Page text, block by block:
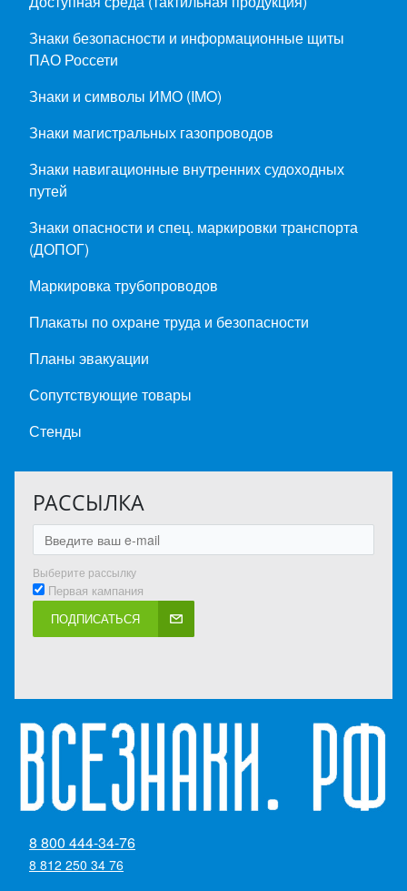
Знаки безопасности и информационные щиты
ПАО Россети
Знаки и символы ИМО (IMO)
Знаки магистральных газопроводов
Знаки навигационные внутренних судоходных
путей
Знаки опасности и спец. маркировки транспорта
(ДОПОГ)
Маркировка трубопроводов
Плакаты по охране труда и безопасности
Планы эвакуации
Сопутствующие товары
Стенды
РАССЫЛКА
Выберите рассылку
Первая кампания
ПОДПИСАТЬСЯ
8 800 444-34-76
8 812 250 34 76